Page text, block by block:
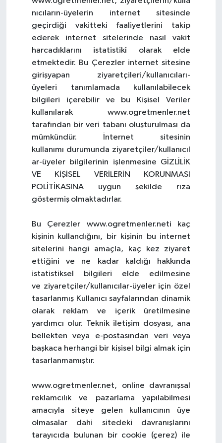
nıcıların-üyelerin internet sitesinde
geçirdiği vakitteki faaliyetlerini takip
ederek internet sitelerinde nasıl vakit
harcadıklarını istatistikî olarak elde
etmektedir. Bu Çerezler internet sitesine
girişyapan ziyaretçileri/kullanıcıları-
üyeleri tanımlamada kullanılabilecek
bilgileri içerebilir ve bu Kişisel Veriler
kullanılarak www.ogretmenler.net
tarafından bir veri tabanı oluşturulması da
mümkündür. İnternet sitesinin
kullanımı durumunda ziyaretçiler/kullanıcıl
ar-üyeler bilgilerinin işlenmesine GİZLİLİK
VE KİŞİSEL VERİLERİN KORUNMASI
POLİTİKASINA uygun şekilde rıza
göstermiş olmaktadırlar.
Bu Çerezler www.ogretmenler.neti kaç
kişinin kullandığını, bir kişinin bu internet
sitelerini hangi amaçla, kaç kez ziyaret
ettiğini ve ne kadar kaldığı hakkında
istatistiksel bilgileri elde edilmesine
ve ziyaretçiler/kullanıcılar-üyeler için özel
tasarlanmış Kullanıcı sayfalarından dinamik
olarak reklam ve içerik üretilmesine
yardımcı olur. Teknik iletişim dosyası, ana
bellekten veya e-postasından veri veya
başkaca herhangi bir kişisel bilgi almak için
tasarlanmamıştır.
www.ogretmenler.net, online davranışsal
reklamcılık ve pazarlama yapılabilmesi
amacıyla siteye gelen kullanıcının üye
olmasalar dahi sitedeki davranışlarını
tarayıcıda bulunan bir cookie (çerez) ile